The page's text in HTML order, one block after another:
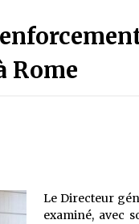
tête est
Rome
Le Directeur
examiné, avec